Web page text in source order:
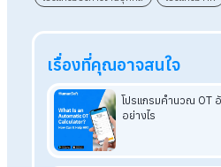
• ติดตั้งระบบและอัพเกรดได้ง่าย
• คำนวณเงินเดือนอัตโนมัติ
• มีระบบการแจ้งเตือนอัจฉริยะ
• ระบบลงเวลาการทำงานออนไล